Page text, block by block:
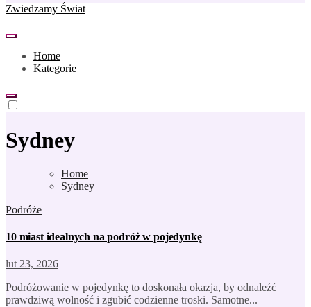
Zwiedzamy Świat
Home
Kategorie
Sydney
Home
Sydney
Podróże
10 miast idealnych na podróż w pojedynkę
lut 23, 2026
Podróżowanie w pojedynkę to doskonała okazja, by odnaleźć
prawdziwą wolność i zgubić codzienne troski. Samotne...